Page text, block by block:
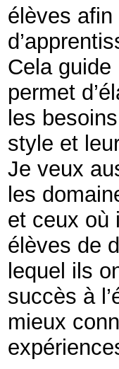
élèves afin
Cela
permet
les
style et
Je veux
les
et ceux où
élèves de
lequel ils
succès à
mieux